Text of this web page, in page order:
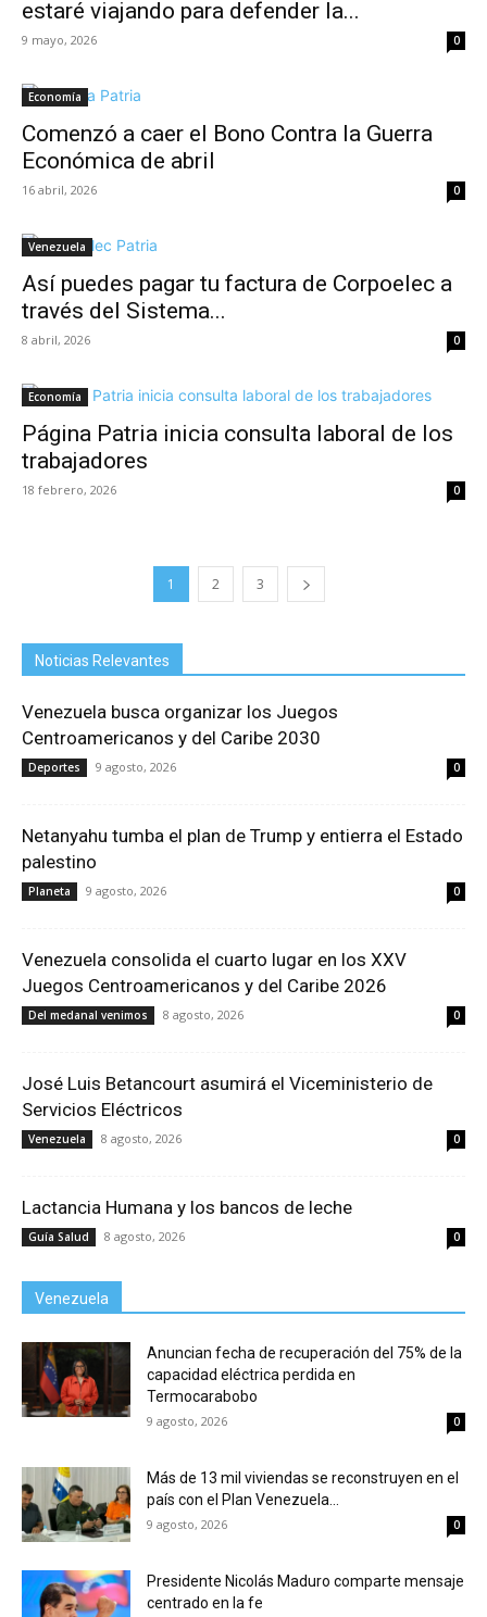
estaré viajando para defender la...
9 mayo, 2026 0
Economía
Comenzó a caer el Bono Contra la Guerra
Económica de abril
16 abril, 2026 0
Venezuela
Así puedes pagar tu factura de Corpoelec a
través del Sistema...
8 abril, 2026 0
Economía
Página Patria inicia consulta laboral de los
trabajadores
18 febrero, 2026 0
1 2 3
Noticias Relevantes
Venezuela busca organizar los Juegos
Centroamericanos y del Caribe 2030
Deportes 9 agosto, 2026 0
Netanyahu tumba el plan de Trump y entierra el Estado
palestino
Planeta 9 agosto, 2026 0
Venezuela consolida el cuarto lugar en los XXV
Juegos Centroamericanos y del Caribe 2026
Del medanal venimos 8 agosto, 2026 0
José Luis Betancourt asumirá el Viceministerio de
Servicios Eléctricos
Venezuela 8 agosto, 2026 0
Lactancia Humana y los bancos de leche
Guía Salud 8 agosto, 2026 0
Venezuela
Anuncian fecha de recuperación del 75% de la
capacidad eléctrica perdida en
Termocarabobo
9 agosto, 2026 0
Más de 13 mil viviendas se reconstruyen en el
país con el Plan Venezuela...
9 agosto, 2026 0
Presidente Nicolás Maduro comparte mensaje
centrado en la fe